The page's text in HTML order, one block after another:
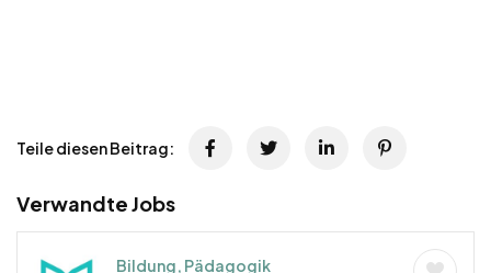
Teile diesen Beitrag:
Verwandte Jobs
Bildung, Pädagogik